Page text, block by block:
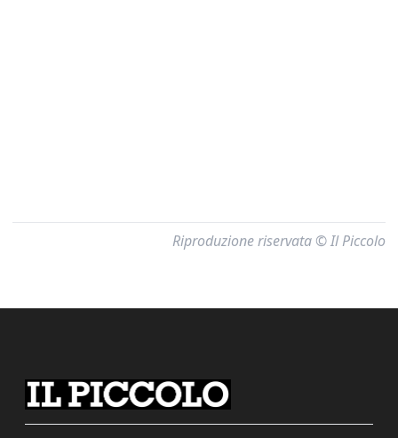
Riproduzione riservata © Il Piccolo